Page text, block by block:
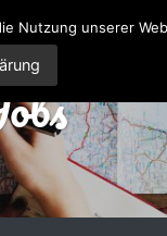
Nutzung unserer